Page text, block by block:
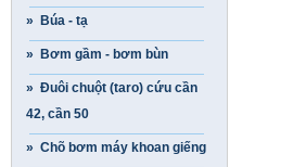
» Búa - tạ
» Bơm gầm - bơm bùn
» Đuôi chuột (taro) cứu cần
42, cần 50
» Chõ bơm máy khoan giếng